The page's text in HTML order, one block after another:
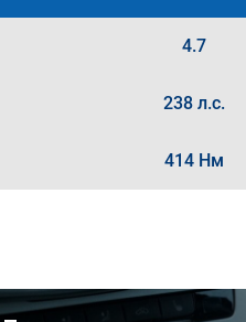
4.7
238 л.с.
414 Нм